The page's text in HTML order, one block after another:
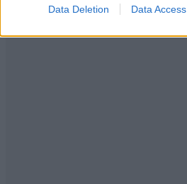
Data Deletion Data Access